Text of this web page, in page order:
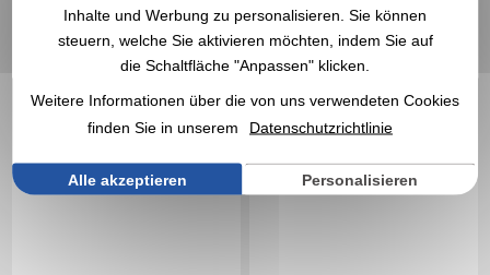
Inhalte und Werbung zu personalisieren. Sie können
steuern, welche Sie aktivieren möchten, indem Sie auf
die Schaltfläche "Anpassen" klicken.
Weitere Informationen über die von uns verwendeten Cookies
finden Sie in unserem
Datenschutzrichtlinie
Alle akzeptieren Personalisieren